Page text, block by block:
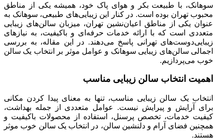
سوهانک، با طبیعت بکر و هوای پاک خود، همیشه یکی از مناطق
محبوب تهران بوده است. در کنار این زیبایی‌های طبیعی، سوهانک به
عنوان یکی از مناطق اعیان‌نشین تهران، میزبان سالن‌های زیبایی
متعددی است که با ارائه خدمات حرفه‌ای و باکیفیت، به نیازهای
زیبایی‌دوست‌های تهرانی پاسخ می‌دهند. در این مقاله، به بررسی
اجمالی سالن‌های زیبایی سوهانک و عوامل موثر بر انتخاب یک سالن
خوب می‌پردازیم.
اهمیت انتخاب سالن زیبایی مناسب
انتخاب یک سالن زیبایی مناسب، تنها به معنای پیدا کردن مکانی
برای آرایش و پیرایش نیست. عوامل متعددی از جمله بهداشت،
کیفیت خدمات، تخصص پرسنل، استفاده از محصولات باکیفیت و
همچنین فضای آرام و دلنشین سالن، در انتخاب یک سالن خوب موثر
هستند.